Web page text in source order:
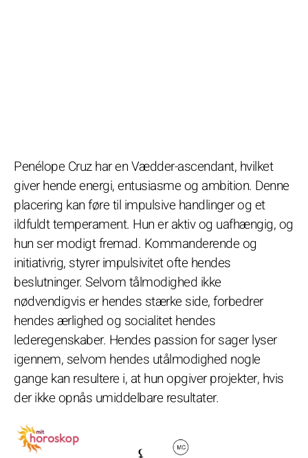
Penélope Cruz har en Vædder-ascendant, hvilket
giver hende energi, entusiasme og ambition. Denne
placering kan føre til impulsive handlinger og et
ildfuldt temperament. Hun er aktiv og uafhængig, og
hun ser modigt fremad. Kommanderende og
initiativrig, styrer impulsivitet ofte hendes
beslutninger. Selvom tålmodighed ikke
nødvendigvis er hendes stærke side, forbedrer
hendes ærlighed og socialitet hendes
lederegenskaber. Hendes passion for sager lyser
igennem, selvom hendes utålmodighed nogle
gange kan resultere i, at hun opgiver projekter, hvis
der ikke opnås umiddelbare resultater.